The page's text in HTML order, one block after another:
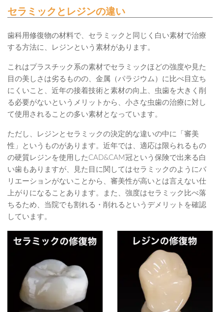
セラミックとレジンの違い
歯科用修復物の材料で、セラミックと同じく白い素材で治療
する方法に、レジンという素材があります。
これはプラスチック系の素材でセラミックほどの強度や見た
目の美しさは劣るものの、金属（パラジウム）に比べ目立ち
にくいこと、近年の接着技術と素材の向上、虫歯を大きく削
る必要がないというメリットから、小さな虫歯の治療に対し
て使用されることの多い素材となっています。
ただし、レジンとセラミックの決定的な違いの中に「審美
性」というものがあります。近年では、適応は限られるもの
の硬質レジンを使用したCAD&CAM冠という保険で出来る白
い歯もありますが、見た目に関してはセラミックのようにバ
リエーションがないことから、審美性が高いとは言えない仕
上がりになることあります。また、強度はセラミック比べ落
ちるため、当院でも割れる・削れるというデメリットを確認
しています。